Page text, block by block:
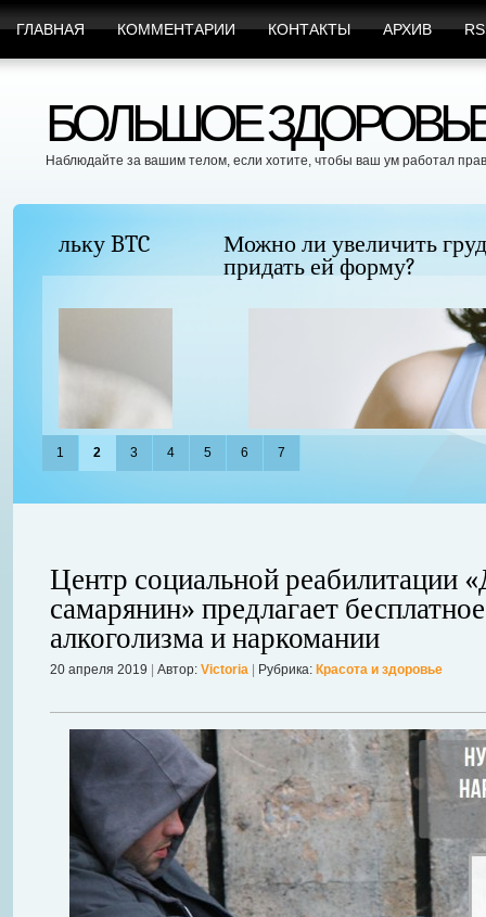
ГЛАВНАЯ КОММЕНТАРИИ КОНТАКТЫ АРХИВ
БОЛЬШОЕ
Наблюдайте за вашим телом, если хотите, чтобы ваш ум работал
Можно ли увеличить грудь без
придать ей форму?
Можно ли увеличить грудь без операции? Таким вопросом
себя в форме. Давайте же подробнее рассмотрим этот вопрос. А
речь, нужно углубиться в анатомию.Далее...
1 2 3 4 5 6 7
Центр социальной реабилитации
самарянин» предлагает
алкоголизма и наркомании
20 апреля 2019 Автор: Victoria Рубрика: Красота и здоровье